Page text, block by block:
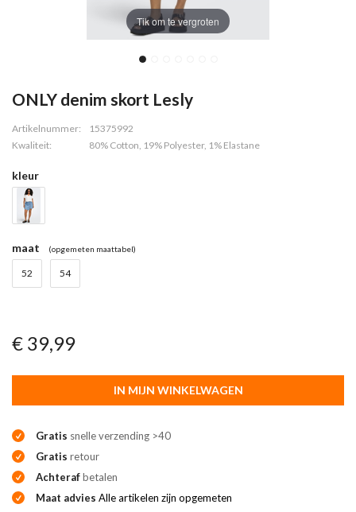
Tik om te vergroten
ONLY denim skort Lesly
Artikelnummer:
15375992
Kwaliteit:
80% Cotton, 19% Polyester, 1% Elastane
kleur
maat (opgemeten maattabel)
52 54
€ 39,99
IN MIJN WINKELWAGEN
Gratis snelle verzending >40
Gratis retour
Achterafbetalen
Maat advies Alle artikelen zijn opgemeten